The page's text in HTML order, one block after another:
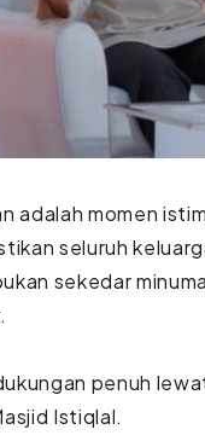
adalah momen
seluruh
sekedar
penuh
Istiqlal.